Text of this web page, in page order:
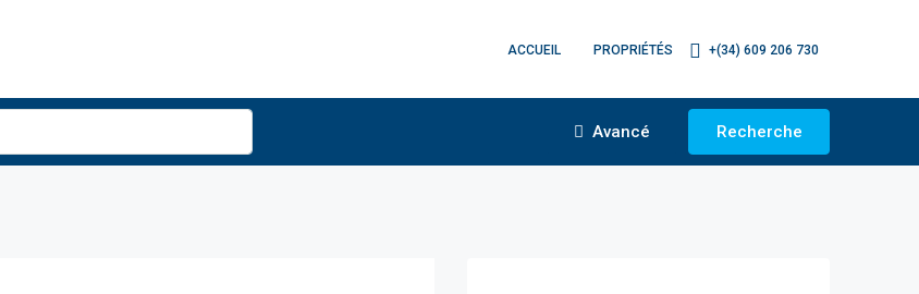
ACCUEIL PROPRIÉTÉS +(34) 609 206 730
Avancé Recherche